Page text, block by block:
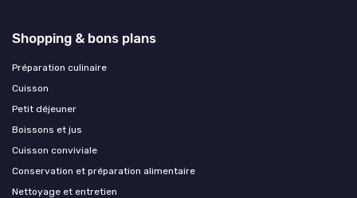
Shopping & bons plans
Préparation culinaire
Cuisson
Petit déjeuner
Boissons et jus
Cuisson conviviale
Conservation et préparation alimentaire
Nettoyage et entretien